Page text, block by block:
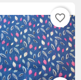
favorite_border